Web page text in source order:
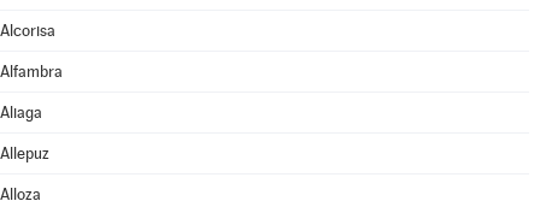
Alcorisa
Alfambra
Aliaga
Allepuz
Alloza